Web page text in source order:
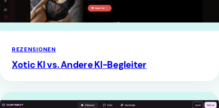
REZENSIONEN
Xotic KI vs. Andere KI-Begleiter